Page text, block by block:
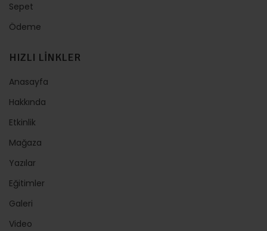
Sepet
Ödeme
HIZLI LİNKLER
Anasayfa
Hakkında
Etkinlik
Mağaza
Yazılar
Eğitimler
Galeri
Video